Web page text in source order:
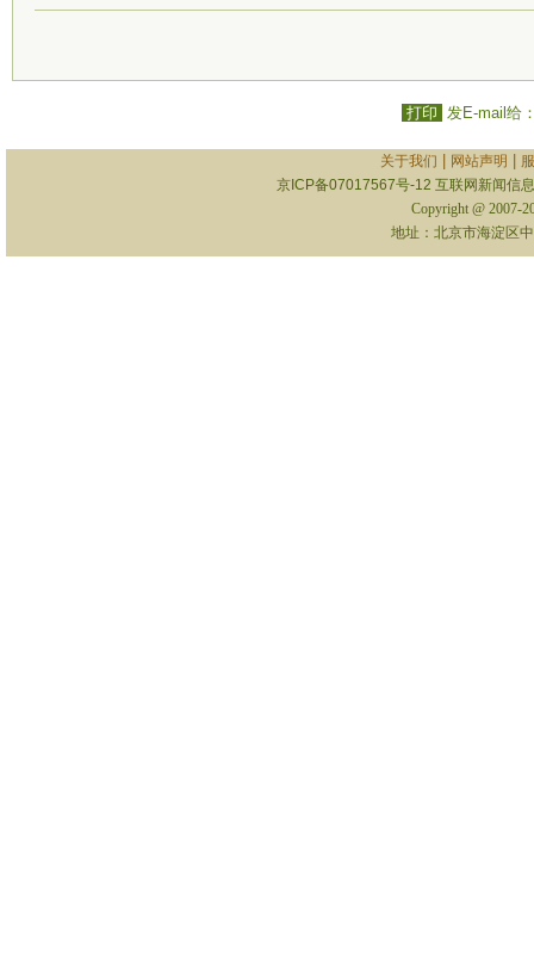
打印 发E-mail给
关于我们 网站声明
京ICP备07017567号-12 互联网新闻信
Copyright @ 2007-
地址：北京市海淀区